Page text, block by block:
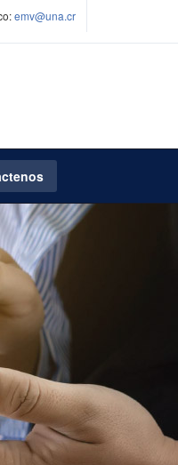
emv@una.cr